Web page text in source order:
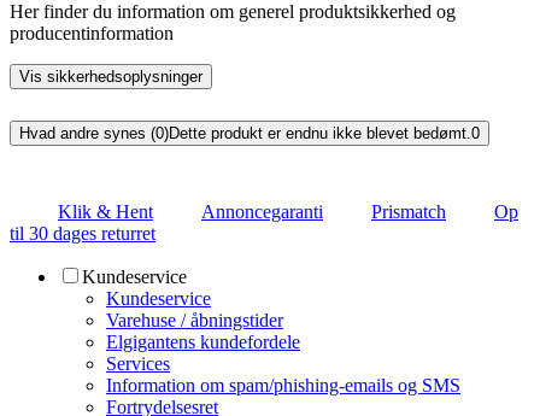
Her finder du information om generel produktsikkerhed og
producentinformation
Vis sikkerhedsoplysninger
Hvad andre synes (0)Dette produkt er endnu ikke blevet bedømt.0
Klik & Hent Annoncegaranti Prismatch
Op
til 30 dages returret
Kundeservice
Kundeservice
Varehuse / åbningstider
Elgigantens kundefordele
Services
Information om spam/phishing-emails og SMS
Fortrydelsesret